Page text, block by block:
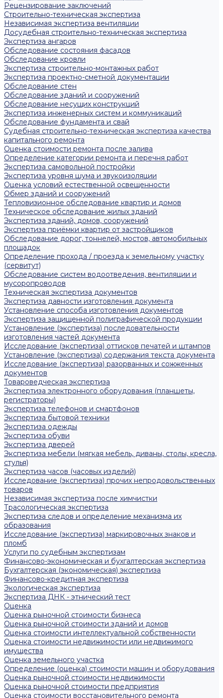
Рецензирование заключений
Строительно-техническая экспертиза
Независимая экспертиза вентиляции
Досудебная строительно-техническая экспертиза
Экспертиза ангаров
Обследование состояния фасадов
Обследование кровли
Экспертиза строительно-монтажных работ
Экспертиза проектно-сметной документации
Обследование стен
Обследование зданий и сооружений
Обследование несущих конструкций
Экспертиза инженерных систем и коммуникаций
Обследование фундамента и свай
Судебная строительно-техническая экспертиза качества
капитального ремонта
Оценка стоимости ремонта после залива
Определение категории ремонта и перечня работ
Экспертиза самовольной постройки
Экспертиза уровня шума и звукоизоляции
Оценка условий естественной освещенности
Обмер зданий и сооружений
Тепловизионное обследование квартир и домов
Техническое обследование жилых зданий
Экспертиза зданий, домов, сооружений
Экспертиза приёмки квартир от застройщиков
Обследование дорог, тоннелей, мостов, автомобильных
площадок
Определение прохода / проезда к земельному участку
(сервитут)
Обследование систем водоотведения, вентиляции и
мусоропроводов
Техническая экспертиза документов
Экспертиза давности изготовления документа
Установление способа изготовления документов
Экспертиза защищенной полиграфической продукции
Установление (экспертиза) последовательности
изготовления частей документа
Исследование (экспертиза) оттисков печатей и штампов
Установление (экспертиза) содержания текста документа
Исследование (экспертиза) разорванных и сожженных
документов
Товароведческая экспертиза
Экспертиза электронного оборудования (планшеты,
регистраторы)
Экспертиза телефонов и смартфонов
Экспертиза бытовой техники
Экспертиза одежды
Экспертиза обуви
Экспертиза дверей
Экспертиза мебели (мягкая мебель, диваны, столы, кресла,
стулья)
Экспертиза часов (часовых изделий)
Исследование (экспертиза) прочих непродовольственных
товаров
Независимая экспертиза после химчистки
Трасологическая экспертиза
Экспертиза следов и определение механизма их
образования
Исследование (экспертиза) маркировочных знаков и
пломб
Услуги по судебным экспертизам
Финансово-экономическая и бухгалтерская экспертиза
Бухгалтерская (экономическая) экспертиза
Финансово-кредитная экспертиза
Экологическая экспертиза
Экспертиза ДНК - этнический тест
Оценка
Оценка рыночной стоимости бизнеса
Оценка рыночной стоимости зданий и домов
Оценка стоимости интеллектуальной собственности
Оценка стоимости недвижимости или недвижимого
имущества
Оценка земельного участка
Определение (оценка) стоимости машин и оборудования
Оценка рыночной стоимости недвижимости
Оценка рыночной стоимости предприятия
Оценка стоимости восстановительного ремонта